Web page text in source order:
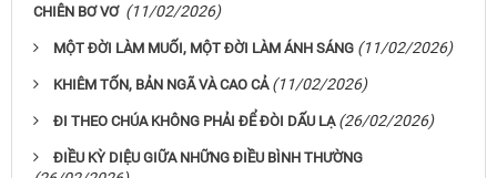
CHIÊN BƠ VƠ (11/02/2026)
MỘT ĐỜI LÀM MUỐI, MỘT ĐỜI LÀM ÁNH SÁNG (11/02/2026)
KHIÊM TỐN, BẢN NGÃ VÀ CAO CẢ (11/02/2026)
ĐI THEO CHÚA KHÔNG PHẢI ĐỂ ĐÒI DẤU LẠ (26/02/2026)
ĐIỀU KỲ DIỆU GIỮA NHỮNG ĐIỀU BÌNH THƯỜNG